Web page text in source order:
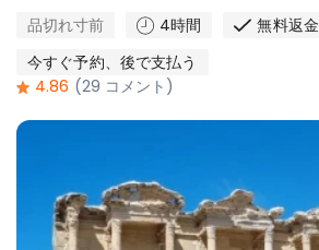
品切れ寸前 4時間
無料返金
今すぐ予約、後で支払う
4.86 (29 コメント)